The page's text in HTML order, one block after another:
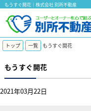
もうすぐ開花｜株式会社 別所不動産
トップ 一覧 もうすぐ開花
もうすぐ開花
2021年03月22日